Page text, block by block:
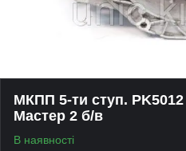
МКПП 5-ти ступ.
Мастер 2 б/в
В наявності